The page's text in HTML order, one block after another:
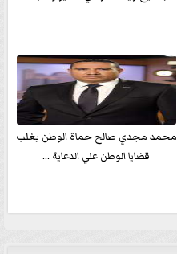
محمد مجدي صالح حماة الوطن يغلب
قضايا الوطن علي الدعاية ...